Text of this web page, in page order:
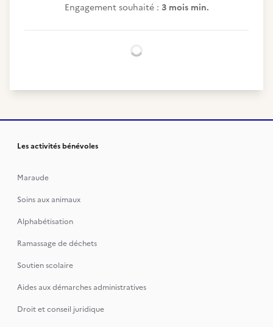
Engagement souhaité : 3 mois min.
Chargement...
Les activités bénévoles
Maraude
Soins aux animaux
Alphabétisation
Ramassage de déchets
Soutien scolaire
Aides aux démarches administratives
Droit et conseil juridique